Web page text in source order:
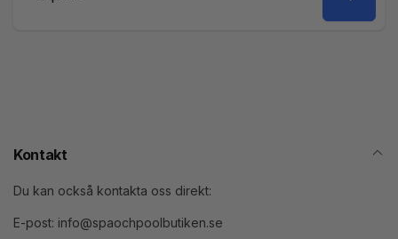
Kontakt
Du kan också kontakta oss direkt:
E-post: info@spaochpoolbutiken.se